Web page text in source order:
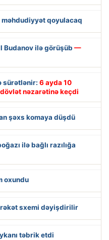
qoyulacaq
Budanov ilə görüşüb —
sürətlənir: 6 ayda 10
nəzarətinə keçdi
şəxs komaya düşdü
ilə bağlı razılığa
oxundu
sxemi dəyişdirilir
təbrik etdi